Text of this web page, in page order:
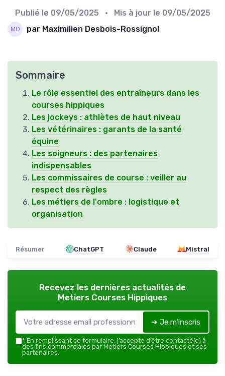
Publié le 09/05/2025 • Mis à jour le 09/05/2025
par Maximilien Desbois-Rossignol
Sommaire
Le rôle essentiel des entraîneurs dans les
courses hippiques
Les jockeys : athlètes de haut niveau
Les vétérinaires : garants de la santé
équine
Les soigneurs : des partenaires
indispensables
Les commissaires de course : veiller au
respect des règles
Les métiers de l'ombre : logistique et
organisation
Résumer ChatGPT Claude Mistral
Recevez les dernières actualités de
Metiers Courses Hippiques
➔ Je m'inscris
* En remplissant ce formulaire, j’accepte d’être contacté(e) à
des fins commerciales par Metiers Courses Hippiques et ses
partenaires.